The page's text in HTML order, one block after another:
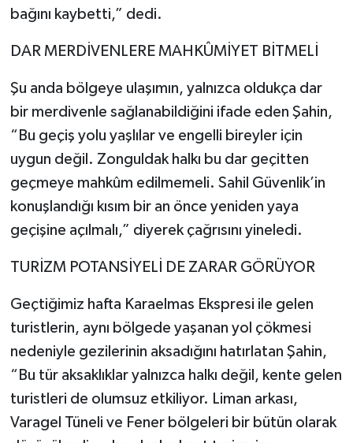
bağını kaybetti,” dedi.
DAR MERDİVENLERE MAHKÛMİYET BİTMELİ
Şu anda bölgeye ulaşımın, yalnızca oldukça dar
bir merdivenle sağlanabildiğini ifade eden Şahin,
“Bu geçiş yolu yaşlılar ve engelli bireyler için
uygun değil. Zonguldak halkı bu dar geçitten
geçmeye mahkûm edilmemeli. Sahil Güvenlik’in
konuşlandığı kısım bir an önce yeniden yaya
geçişine açılmalı,” diyerek çağrısını yineledi.
TURİZM POTANSİYELİ DE ZARAR GÖRÜYOR
Geçtiğimiz hafta Karaelmas Ekspresi ile gelen
turistlerin, aynı bölgede yaşanan yol çökmesi
nedeniyle gezilerinin aksadığını hatırlatan Şahin,
“Bu tür aksaklıklar yalnızca halkı değil, kente gelen
turistleri de olumsuz etkiliyor. Liman arkası,
Varagel Tüneli ve Fener bölgeleri bir bütün olarak